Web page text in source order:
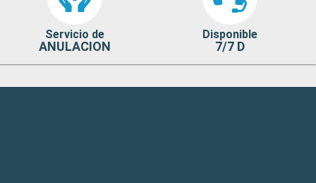
Servicio de
ANULACION
Disponible
7/7 D